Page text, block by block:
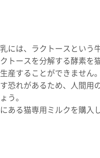
には、ラクトースという
トースを分解する酵素を
産することができません
恐れがあるため、人間用
う。
ある猫専用ミルクを購入